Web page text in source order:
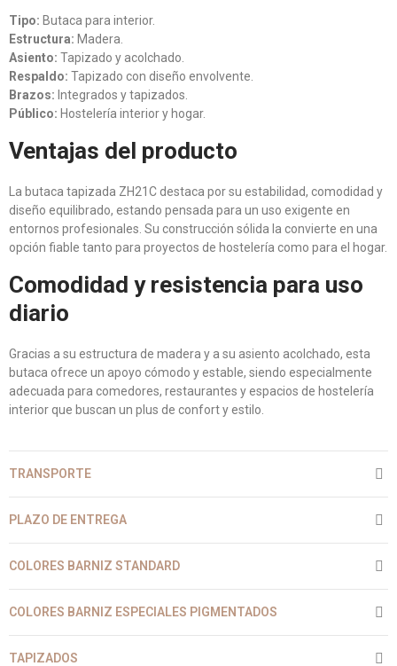
Tipo: Butaca para interior.
Estructura: Madera.
Asiento: Tapizado y acolchado.
Respaldo: Tapizado con diseño envolvente.
Brazos: Integrados y tapizados.
Público: Hostelería interior y hogar.
Ventajas del producto
La butaca tapizada ZH21C destaca por su estabilidad, comodidad y
diseño equilibrado, estando pensada para un uso exigente en
entornos profesionales. Su construcción sólida la convierte en una
opción fiable tanto para proyectos de hostelería como para el hogar.
Comodidad y resistencia para uso
diario
Gracias a su estructura de madera y a su asiento acolchado, esta
butaca ofrece un apoyo cómodo y estable, siendo especialmente
adecuada para comedores, restaurantes y espacios de hostelería
interior que buscan un plus de confort y estilo.
TRANSPORTE
PLAZO DE ENTREGA
COLORES BARNIZ STANDARD
COLORES BARNIZ ESPECIALES PIGMENTADOS
TAPIZADOS